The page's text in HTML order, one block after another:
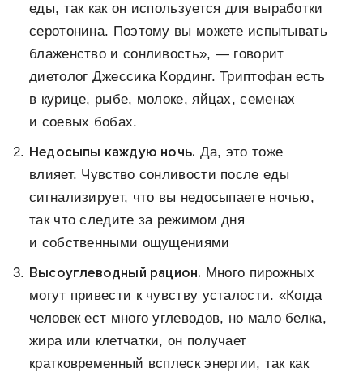
еды, так как он используется для выработки
серотонина. Поэтому вы можете испытывать
блаженство и сонливость», — говорит
диетолог Джессика Кординг. Триптофан есть
в курице, рыбе, молоке, яйцах, семенах
и соевых бобах.
Недосыпы каждую ночь. Да, это тоже
влияет. Чувство сонливости после еды
сигнализирует, что вы недосыпаете ночью,
так что следите за режимом дня
и собственными ощущениями
Высоуглеводный рацион. Много пирожных
могут привести к чувству усталости. «Когда
человек ест много углеводов, но мало белка,
жира или клетчатки, он получает
кратковременный всплеск энергии, так как